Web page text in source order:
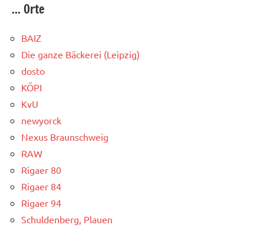
... Orte
BAIZ
Die ganze Bäckerei (Leipzig)
dosto
KÖPI
KvU
newyorck
Nexus Braunschweig
RAW
Rigaer 80
Rigaer 84
Rigaer 94
Schuldenberg, Plauen